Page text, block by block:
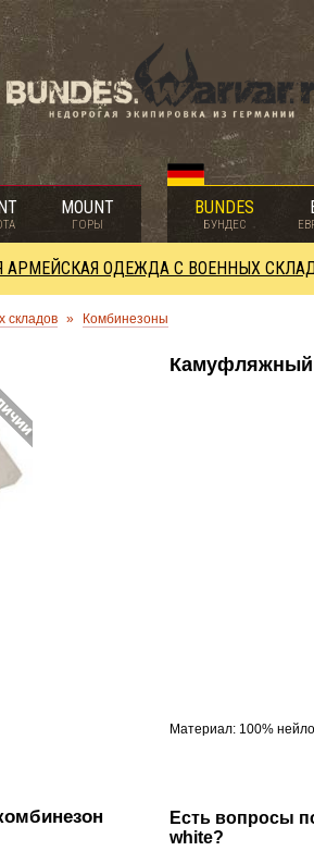
MOUNT
ГОРЫ
BUNDES
БУНДЕС
АРМЕЙСКАЯ ОДЕЖДА С ВОЕННЫХ
складов » Комбинезоны
Материал: 100%
Есть вопросы
white?